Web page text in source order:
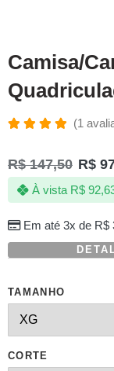
Camisa/
5.00de 5,
com
baseado
em
de
cliente
(1
R$147,50 R$
Em até 3x de R$
À vista R$
TAMANHO
CORTE